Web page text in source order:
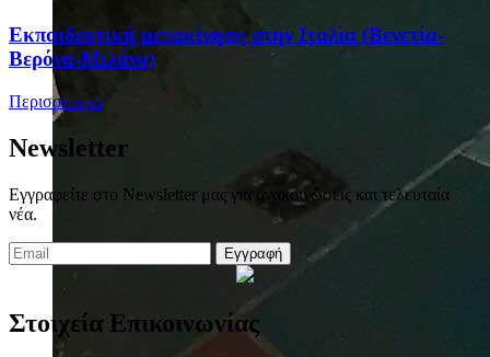
Eκπαιδευτική μετακίνηση στην Ιταλία (Βενετία-
Βερόνα-Μιλάνο)
Περισσότερα
Newsletter
Εγγραφείτε στο Newsletter μας για ανακοινώσεις και τελευταία
νέα.
Εγγραφή
Στοιχεία Επικοινωνίας